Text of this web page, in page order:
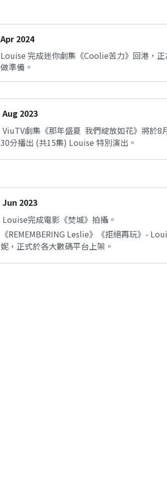
Apr 2024
Louise 完成迷你劇集《Coolie苦力》回港，
做準備。
Aug 2023
ViuTV劇集《那年盛夏  我們綻放如花》將於8月28日晚上9時
30分播出 (共15集) Louise 特別演出。
Jun 2023
Louise完成電影《焚城》拍攝。
《REMEMBERING Leslie》《拒絕再玩》-
妮，正式於各大數碼平台上架。